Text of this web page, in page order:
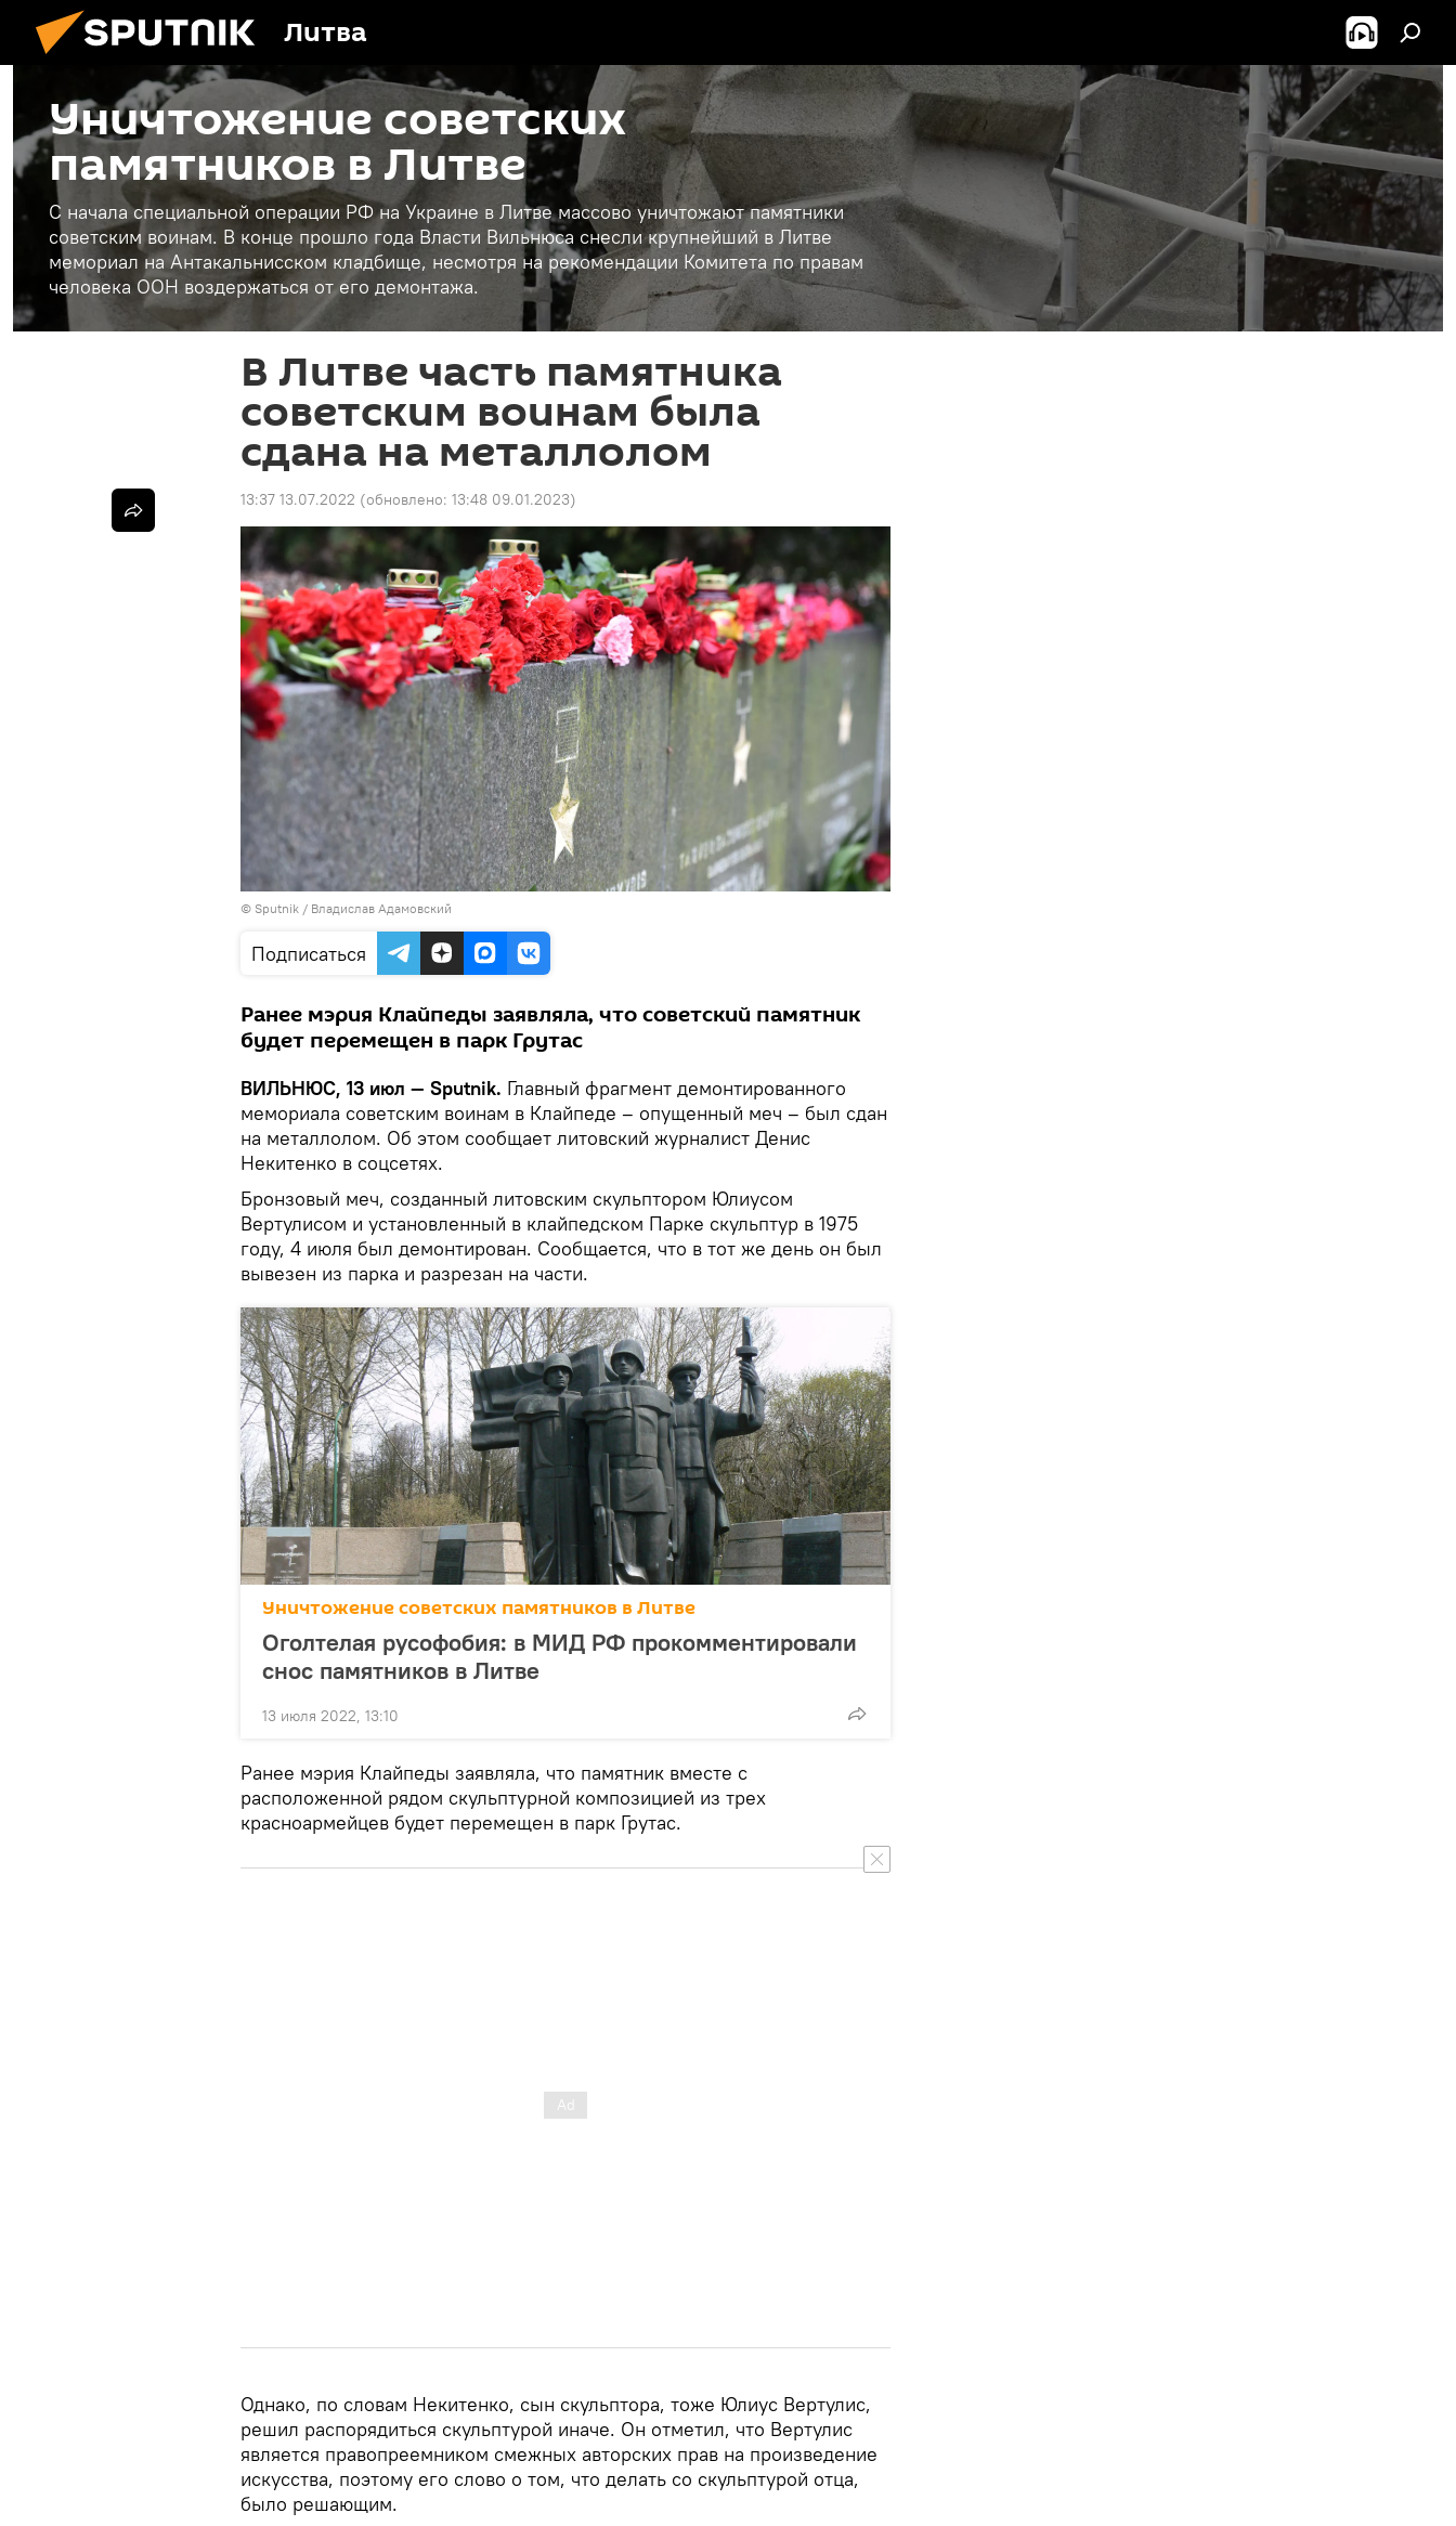
Литва
Уничтожение советских
памятников в Литве
С начала специальной операции РФ на Украине в Литве массово уничтожают памятники
советским воинам. В конце прошло года Власти Вильнюса снесли крупнейший в Литве
мемориал на Антакальнисском кладбище, несмотря на рекомендации Комитета по правам
человека ООН воздержаться от его демонтажа.
В Литве часть памятника
советским воинам была
сдана на металлолом
13:37 13.07.2022 (обновлено: 13:48 09.01.2023)
© Sputnik / Владислав Адамовский
Подписаться
Ранее мэрия Клайпеды заявляла, что советский памятник
будет перемещен в парк Грутас
ВИЛЬНЮС, 13 июл — Sputnik. Главный фрагмент демонтированного
мемориала советским воинам в Клайпеде – опущенный меч – был сдан
на металлолом. Об этом сообщает литовский журналист Денис
Некитенко в соцсетях.
Бронзовый меч, созданный литовским скульптором Юлиусом
Вертулисом и установленный в клайпедском Парке скульптур в 1975
году, 4 июля был демонтирован. Сообщается, что в тот же день он был
вывезен из парка и разрезан на части.
Уничтожение советских памятников в Литве
Оголтелая русофобия: в МИД РФ прокомментировали
снос памятников в Литве
13 июля 2022, 13:10
Ранее мэрия Клайпеды заявляла, что памятник вместе с
расположенной рядом скульптурной композицией из трех
красноармейцев будет перемещен в парк Грутас.
Однако, по словам Некитенко, сын скульптора, тоже Юлиус Вертулис,
решил распорядиться скульптурой иначе. Он отметил, что Вертулис
является правопреемником смежных авторских прав на произведение
искусства, поэтому его слово о том, что делать со скульптурой отца,
было решающим.